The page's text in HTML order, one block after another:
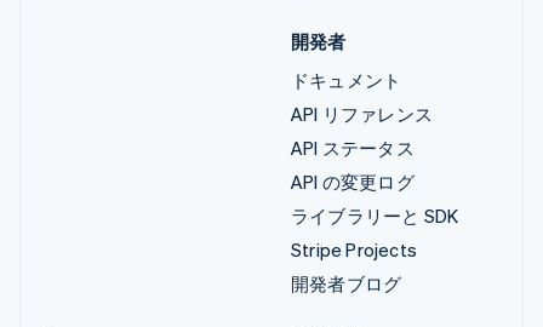
開発者
ドキュメント
API リファレンス
API ステータス
API の変更ログ
ライブラリーと SDK
Stripe Projects
開発者ブログ